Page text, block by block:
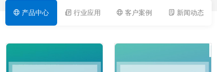
产品中心 行业应用 客户案例 新闻动态